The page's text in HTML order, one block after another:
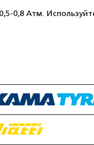
0,8 Атм.